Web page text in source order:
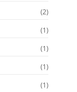
(2)
(1)
(1)
(1)
(1)